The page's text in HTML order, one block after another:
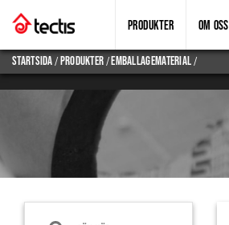
PRODUKTER OM OSS
Startsida/produkter/emballagematerial/